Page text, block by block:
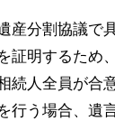
産分割協議で
証明するため、
続人全員が合
行う場合、遺